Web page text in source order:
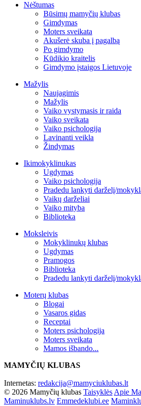
Nėštumas
Būsimų mamyčių klubas
Gimdymas
Moters sveikata
Akušerė skuba į pagalbą
Po gimdymo
Kūdikio kraitelis
Gimdymo įstaigos Lietuvoje
Mažylis
Naujagimis
Mažylis
Vaiko vystymasis ir raida
Vaiko sveikata
Vaiko psichologija
Lavinanti veikla
Žindymas
Ikimokyklinukas
Ugdymas
Vaiko psichologija
Pradedu lankyti darželį/
Vaikų darželiai
Vaiko mityba
Biblioteka
Moksleivis
Mokyklinukų klubas
Ugdymas
Pramogos
Biblioteka
Pradedu lankyti darželį/
Moterų klubas
Blogai
Vasaros gidas
Receptai
Moters psichologija
Moters sveikata
Mamos išbando...
MAMYČIŲ KLUBAS
Internetas: redakcija@mamyciuklubas.lt
© 2026 Mamyčių klubas Taisyklės Apie
Maminuklubs.lv Emmedeklubi.ee